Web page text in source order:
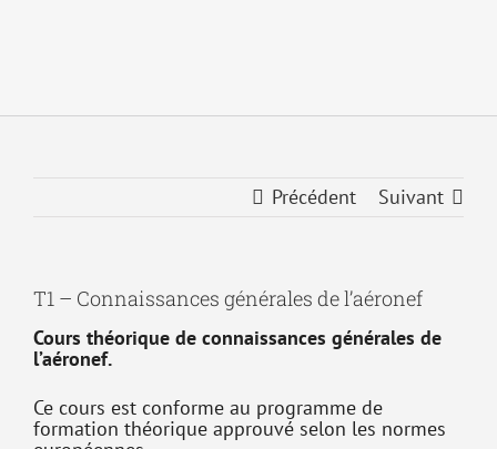
Précédent Suivant
T1 – Connaissances générales de l’aéronef
Cours théorique de connaissances générales de
l’aéronef.
Ce cours est conforme au programme de
formation théorique approuvé selon les normes